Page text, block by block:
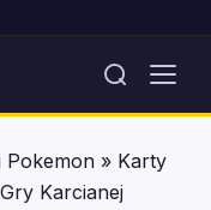
Pokemon » Karty
Karcianej